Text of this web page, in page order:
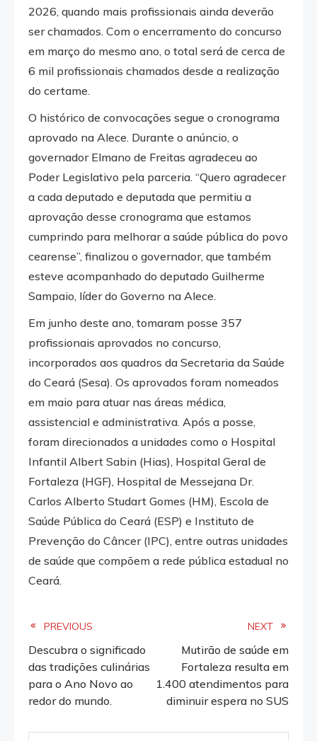
2026, quando mais profissionais ainda deverão
ser chamados. Com o encerramento do concurso
em março do mesmo ano, o total será de cerca de
6 mil profissionais chamados desde a realização
do certame.
O histórico de convocações segue o cronograma
aprovado na Alece. Durante o anúncio, o
governador Elmano de Freitas agradeceu ao
Poder Legislativo pela parceria. “Quero agradecer
a cada deputado e deputada que permitiu a
aprovação desse cronograma que estamos
cumprindo para melhorar a saúde pública do povo
cearense”, finalizou o governador, que também
esteve acompanhado do deputado Guilherme
Sampaio, líder do Governo na Alece.
Em junho deste ano, tomaram posse 357
profissionais aprovados no concurso,
incorporados aos quadros da Secretaria da Saúde
do Ceará (Sesa). Os aprovados foram nomeados
em maio para atuar nas áreas médica,
assistencial e administrativa. Após a posse,
foram direcionados a unidades como o Hospital
Infantil Albert Sabin (Hias), Hospital Geral de
Fortaleza (HGF), Hospital de Messejana Dr.
Carlos Alberto Studart Gomes (HM), Escola de
Saúde Pública do Ceará (ESP) e Instituto de
Prevenção do Câncer (IPC), entre outras unidades
de saúde que compõem a rede pública estadual no
Ceará.
Read
more
articles
PREVIOUS
Descubra o significado
das tradições culinárias
para o Ano Novo ao
redor do mundo.
NEXT
Mutirão de saúde em
Fortaleza resulta em
1.400 atendimentos para
diminuir espera no SUS